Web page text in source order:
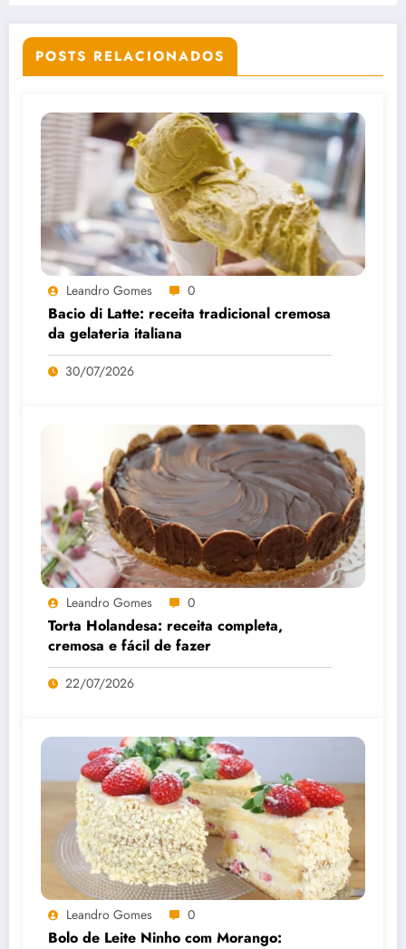
POSTS RELACIONADOS
Leandro Gomes 0
Bacio di Latte: receita tradicional cremosa
da gelateria italiana
30/07/2026
Leandro Gomes 0
Torta Holandesa: receita completa,
cremosa e fácil de fazer
22/07/2026
Leandro Gomes 0
Bolo de Leite Ninho com Morango: